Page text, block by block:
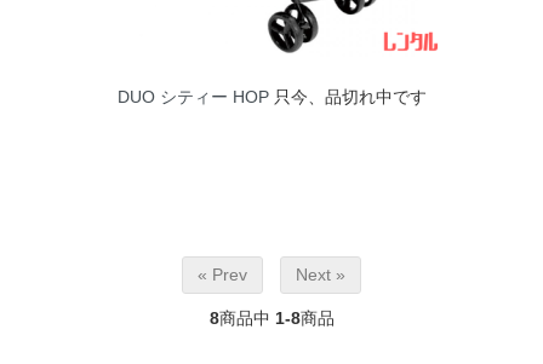
DUO シティー HOP只今、品切れ中です
« Prev Next »
8商品中 1-8商品